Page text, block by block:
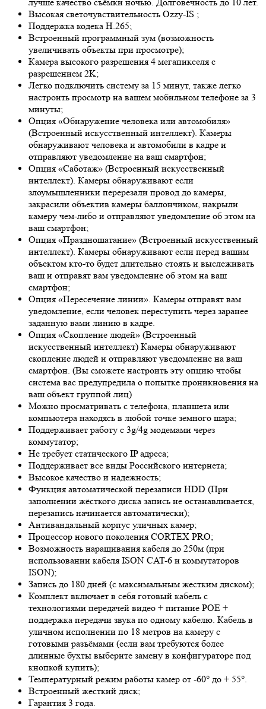
Высокая светочувствительность Ozzy-IS ;
Поддержка кодека H.265;
Встроенный программный зум (возможность
увеличивать объекты при просмотре);
Камера высокого разрешения 4 мегапикселя с
разрешением 2K;
Легко подключить систему за 15 минут, также легко
настроить просмотр на вашем мобильном телефоне за 3
минуты;
Опция «Обнаружение человека или автомобиля»
(Встроенный искусственный интеллект). Камеры
обнаруживают человека и автомобили в кадре и
отправляют уведомление на ваш смартфон;
Опция «Саботаж» (Встроенный искусственный
интеллект). Камеры обнаруживают если
злоумышленники перерезали провод до камеры,
закрасили объектив камеры баллончиком, накрыли
камеру чем-либо и отправляют уведомление об этом на
ваш смартфон;
Опция «Праздношатание» (Встроенный искусственный
интеллект). Камеры обнаруживают если перед вашим
объектом кто-то будет длительно стоять и выслеживать
ваш и отправят вам уведомление об этом на ваш
смартфон;
Опция «Пересечение линии». Камеры отправят вам
уведомление, если человек переступить через заранее
заданную вами линию в кадре.
Опция «Скопление людей» (Встроенный
искусственный интеллект) Камеры обнаруживают
скопление людей и отправляют уведомление на ваш
смартфон. (Вы сможете настроить эту опцию чтобы
система вас предупредила о попытке проникновения на
ваш объект группой лиц)
Можно просматривать с телефона, планшета или
компьютера находясь в любой точке земного шара;
Поддерживает работу с 3g/4g модемами через
коммутатор;
Не требует статического IP адреса;
Поддерживает все виды Российского интернета;
Высокое качество и надежность;
Функция автоматической перезаписи HDD (При
заполнении жёсткого диска запись не останавливается,
перезапись начинается автоматически);
Антивандальный корпус уличных камер;
Процессор нового поколения CORTEX PRO;
Возможность наращивания кабеля до 250м (при
использовании кабеля ISON CAT-6 и коммутаторов
ISON);
Запись до 180 дней (с максимальным жестким диском);
Комплект включает в себя готовый кабель с
технологиями передачей видео + питание POE +
поддержка передачи звука по одному кабелю. Кабель в
уличном исполнении по 18 метров на камеру с
готовыми разъёмами (если вам требуются более
длинные бухты выберите замену в конфигураторе под
кнопкой купить);
Температурный режим работы камер от -60° до + 55°.
Встроенный жесткий диск;
Гарантия 3 года.